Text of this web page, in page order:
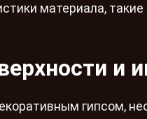
материала,
и
гипсом,